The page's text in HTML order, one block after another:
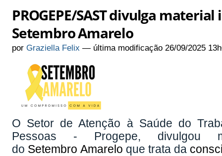
PROGEPE/SAST divulga
Setembro Amarelo
porGraziella Felix — última modificação 26/09/2025
O Setor de Atenção à Saúde do
Pessoas - Progepe, divulgou
do Setembro Amarelo que trata da